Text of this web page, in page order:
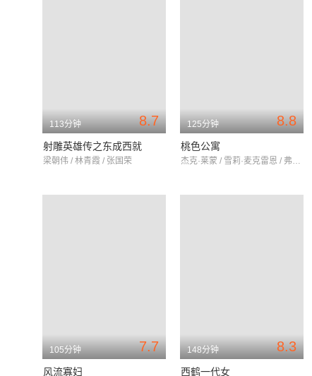
8.7
113分钟
射雕英雄传之东成西就
梁朝伟 / 林青霞 / 张国荣
8.8
125分钟
桃色公寓
杰克·莱蒙 / 雪莉·麦克雷恩 / 弗莱德·麦克莫瑞
7.7
105分钟
风流寡妇
8.3
148分钟
西鹤一代女